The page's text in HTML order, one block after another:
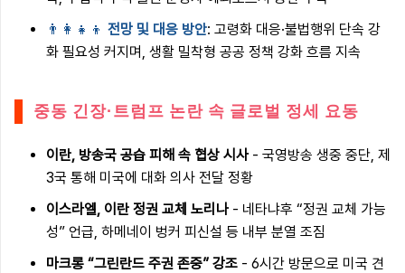
👨‍👩‍👧‍👦 전망 및 대응 방안: 고령화 대응·불법행위 단속 강
화 필요성 커지며, 생활 밀착형 공공 정책 강화 흐름 지속
중동 긴장·트럼프 논란 속 글로벌 정세 요동
이란, 방송국 공습 피해 속 협상 시사- 국영방송 생중 중단, 제
3국 통해 미국에 대화 의사 전달 정황
이스라엘, 이란 정권 교체 노리나 - 네타냐후 “정권 교체 가능
성” 언급, 하메네이 벙커 피신설 등 내부 분열 조짐
마크롱 “그린란드 주권 존중” 강조 - 6시간 방문으로 미국 견